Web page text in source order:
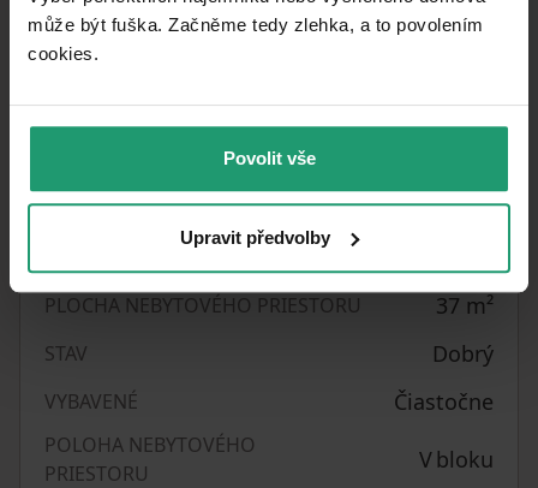
může být fuška. Začněme tedy zlehka, a to povolením
cookies.​
Povolit vše
Upravit předvolby
Parametre nehnuteľnosti
KONŠTRUKCIA BUDOVY Tehla
PLOCHA NEBYTOVÉHO PRIESTORU 37 m²
STAV Dobrý
VYBAVENÉ Čiastočne
POLOHA NEBYTOVÉHO
PRIESTORU
V bloku